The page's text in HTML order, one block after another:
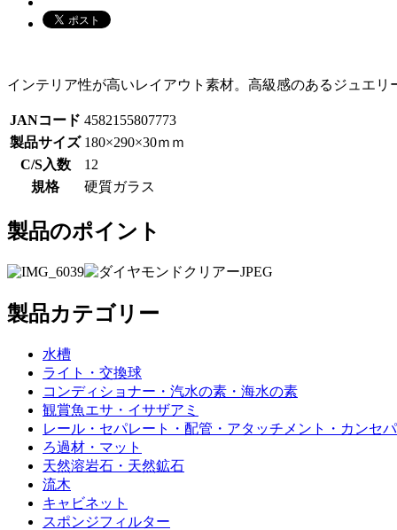
インテリア性が高いレイアウト素材。高級感のあるジュエ
JANコード 4582155807773
製品サイズ 180×290×30ｍｍ
C/S入数
12
規格
硬質ガラス
製品のポイント
製品カテゴリー
水槽
ライト・交換球
コンディショナー・汽水の素・海水の素
観賞魚エサ・イサザアミ
レール・セパレート・配管・アタッチメント・カンセ
ろ過材・マット
天然溶岩石・天然鉱石
流木
キャビネット
スポンジフィルター